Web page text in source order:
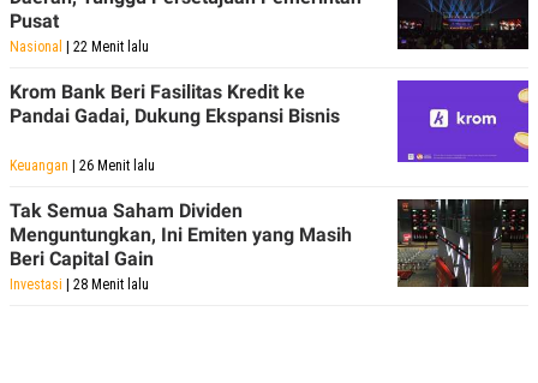
Pusat
Nasional | 22 Menit lalu
Krom Bank Beri Fasilitas Kredit ke
Pandai Gadai, Dukung Ekspansi Bisnis
Keuangan | 26 Menit lalu
Tak Semua Saham Dividen
Menguntungkan, Ini Emiten yang Masih
Beri Capital Gain
Investasi | 28 Menit lalu